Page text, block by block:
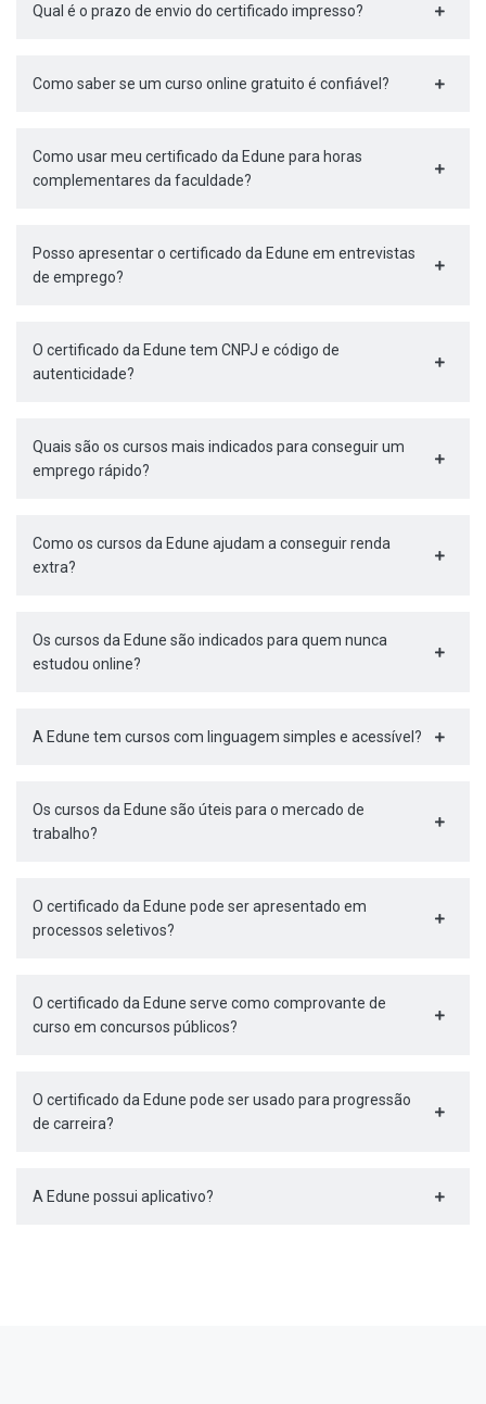
Qual é o prazo de envio do certificado impresso?
Como saber se um curso online gratuito é confiável?
Como usar meu certificado da Edune para horas
complementares da faculdade?
Posso apresentar o certificado da Edune em entrevistas
de emprego?
O certificado da Edune tem CNPJ e código de
autenticidade?
Quais são os cursos mais indicados para conseguir um
emprego rápido?
Como os cursos da Edune ajudam a conseguir renda
extra?
Os cursos da Edune são indicados para quem nunca
estudou online?
A Edune tem cursos com linguagem simples e acessível?
Os cursos da Edune são úteis para o mercado de
trabalho?
O certificado da Edune pode ser apresentado em
processos seletivos?
O certificado da Edune serve como comprovante de
curso em concursos públicos?
O certificado da Edune pode ser usado para progressão
de carreira?
A Edune possui aplicativo?